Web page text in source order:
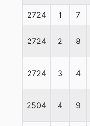
2724 1 7
2724 2 8
2724 3 4
2504 4 9